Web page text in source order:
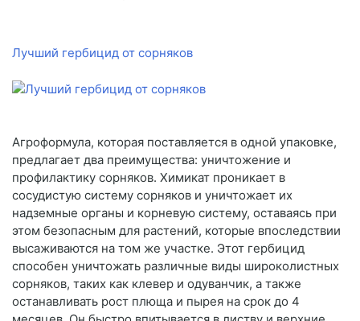
Лучший гербицид от сорняков
Агроформула, которая поставляется в одной упаковке,
предлагает два преимущества: уничтожение и
профилактику сорняков. Химикат проникает в
сосудистую систему сорняков и уничтожает их
надземные органы и корневую систему, оставаясь при
этом безопасным для растений, которые впоследствии
высаживаются на том же участке. Этот гербицид
способен уничтожать различные виды широколистных
сорняков, таких как клевер и одуванчик, а также
останавливать рост плюща и пырея на срок до 4